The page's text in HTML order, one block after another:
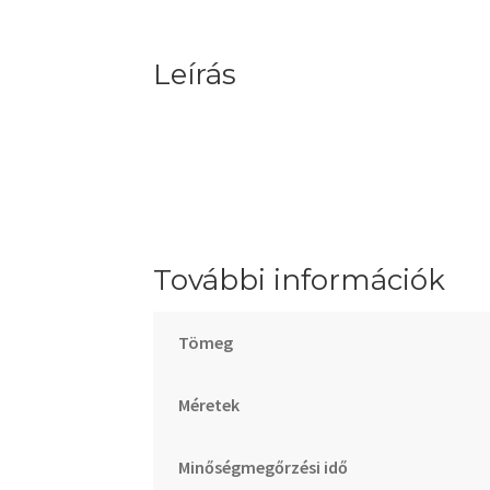
Leírás
További információk
Tömeg
Méretek
Minőségmegőrzési idő